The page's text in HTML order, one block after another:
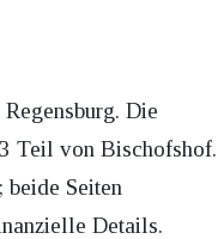
Die
Teil von Bischofshof.
Seiten
Details.